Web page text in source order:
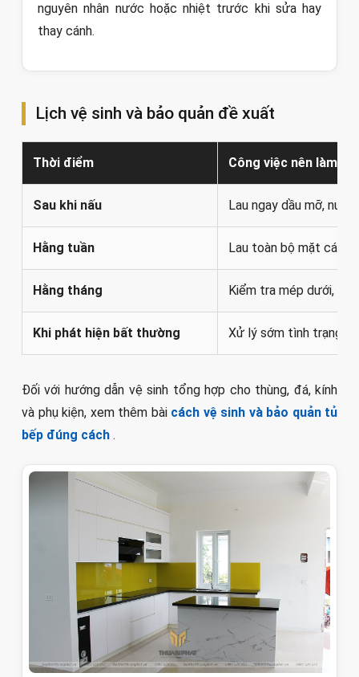
nguyên nhân nước hoặc nhiệt trước khi sửa hay
thay cánh.
Lịch vệ sinh và bảo quản đề xuất
Thời điểm Công việc nên làm
Sau khi nấu Lau ngay dầu mỡ,
Hằng tuần Lau toàn bộ mặt
Hằng tháng Kiểm tra mép dưới,
Khi phát hiện bất thường Xử lý sớm tình trạng
Đối với hướng dẫn vệ sinh tổng hợp cho thùng, đá, kính
và phụ kiện, xem thêm bài cách vệ sinh và bảo quản tủ
bếp đúng cách .